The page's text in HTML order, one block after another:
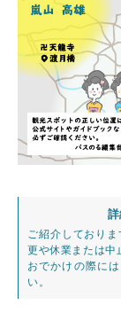
ご紹介しており
更や休業または中
おでかけの際に
い。